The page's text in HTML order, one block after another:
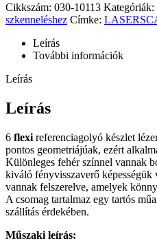
Cikkszám: 030-10113 Kategóriák:
szkenneléshez Címke:
Leírás
További információk
Leírás
Leírás
6 flexi referenciagolyó készlet
pontos geometriájúak, ezért
Különleges fehér színnel vannak
kiváló fényvisszaverő képességük
vannak felszerelve, amelyek
A csomag tartalmaz egy tartós
szállítás érdekében.
Műszaki leírás: